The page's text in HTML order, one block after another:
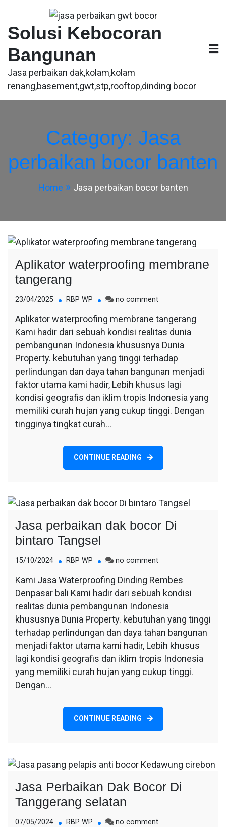
content
Solusi Kebocoran
Bangunan
Jasa perbaikan dak,kolam,kolam
renang,basement,gwt,stp,rooftop,dinding bocor
Category: Jasa
perbaikan bocor banten
Home Jasa perbaikan bocor banten
Aplikator waterproofing membrane
tangerang
23/04/2025 RBP WP no commenton
waterproofing
membrane
tangerang
Aplikator waterproofing membrane tangerang
Kami hadir dari sebuah kondisi realitas dunia
pembangunan Indonesia khususnya Dunia
Property. kebutuhan yang tinggi terhadap
perlindungan dan daya tahan bangunan menjadi
faktor utama kami hadir, Lebih khusus lagi
kondisi geografis dan iklim tropis Indonesia yang
memiliki curah hujan yang cukup tinggi. Dengan
tingginya tingkat curah…
CONTINUE READING
Jasa perbaikan dak bocor Di
bintaro Tangsel
15/10/2024 RBP WP no commenton
perbaikan
dak
bocor
bintaro
Tangsel
Kami Jasa Waterproofing Dinding Rembes
Denpasar bali Kami hadir dari sebuah kondisi
realitas dunia pembangunan Indonesia
khususnya Dunia Property. kebutuhan yang tinggi
terhadap perlindungan dan daya tahan bangunan
menjadi faktor utama kami hadir, Lebih khusus
lagi kondisi geografis dan iklim tropis Indonesia
yang memiliki curah hujan yang cukup tinggi.
Dengan…
CONTINUE READING
Jasa Perbaikan Dak Bocor Di
Tanggerang selatan
07/05/2024 RBP WP no commenton